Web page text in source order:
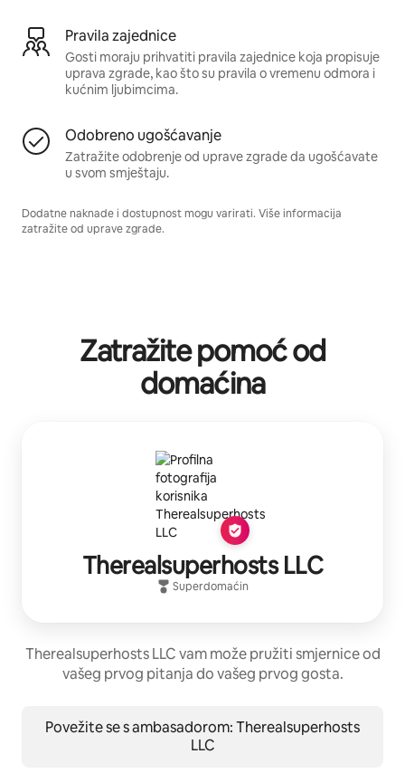
Pravila zajednice
Gosti moraju prihvatiti pravila zajednice koja propisuje
uprava zgrade, kao što su pravila o vremenu odmora i
kućnim ljubimcima.
Odobreno ugošćavanje
Zatražite odobrenje od uprave zgrade da ugošćavate
u svom smještaju.
Dodatne naknade i dostupnost mogu varirati. Više informacija
zatražite od uprave zgrade.
Zatražite pomoć od
domaćina
Therealsuperhosts LLC
Superdomaćin
Therealsuperhosts LLC vam može pružiti smjernice od
vašeg prvog pitanja do vašeg prvog gosta.
Povežite se s ambasadorom: Therealsuperhosts
LLC